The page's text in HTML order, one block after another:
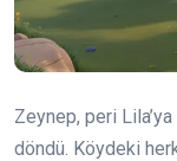
Zeynep, peri
döndü. Köydeki